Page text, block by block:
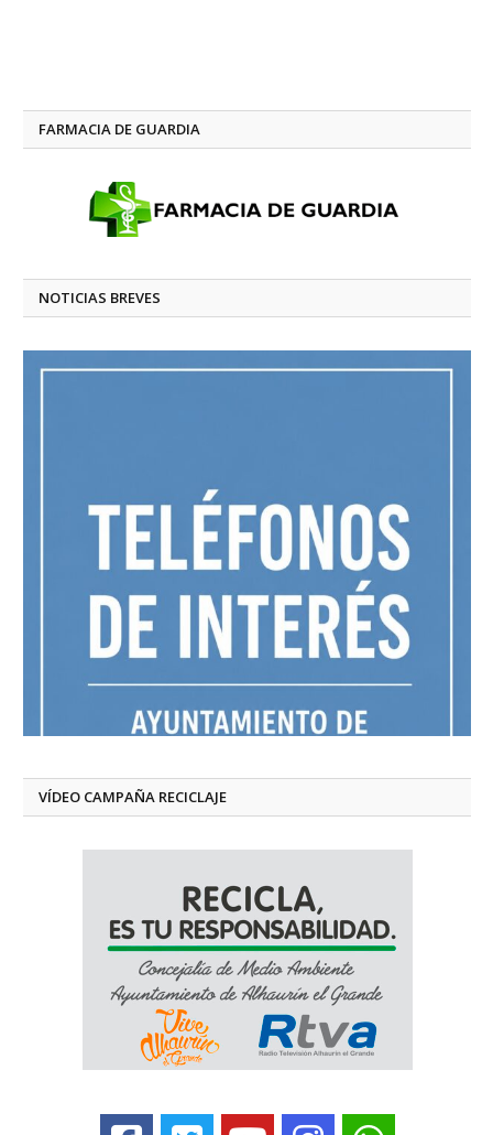
FARMACIA DE GUARDIA
NOTICIAS BREVES
VÍDEO CAMPAÑA RECICLAJE